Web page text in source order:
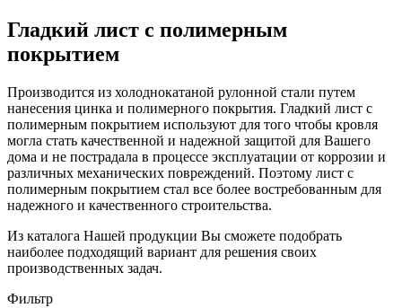
Гладкий лист с полимерным
покрытием
Производится из холоднокатаной рулонной стали путем
нанесения цинка и полимерного покрытия. Гладкий лист с
полимерным покрытием используют для того чтобы кровля
могла стать качественной и надежной защитой для Вашего
дома и не пострадала в процессе эксплуатации от коррозии и
различных механических повреждений. Поэтому лист с
полимерным покрытием стал все более востребованным для
надежного и качественного строительства.
Из каталога Нашей продукции Вы сможете подобрать
наиболее подходящий вариант для решения своих
производственных задач.
Фильтр